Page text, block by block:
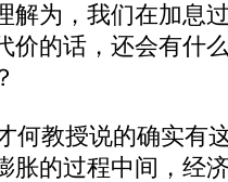
解为，我们在加息
价的话，还会有什
教授说的确实有
胀的过程中间，经